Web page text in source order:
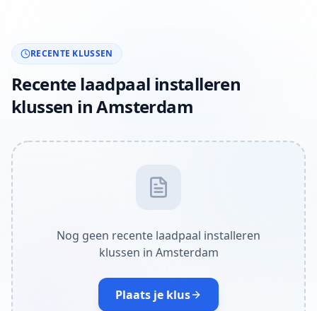
RECENTE KLUSSEN
Recente laadpaal installeren
klussen in Amsterdam
Nog geen recente laadpaal installeren
klussen in Amsterdam
Plaats je klus